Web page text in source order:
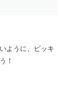
ように、ピッキ
！